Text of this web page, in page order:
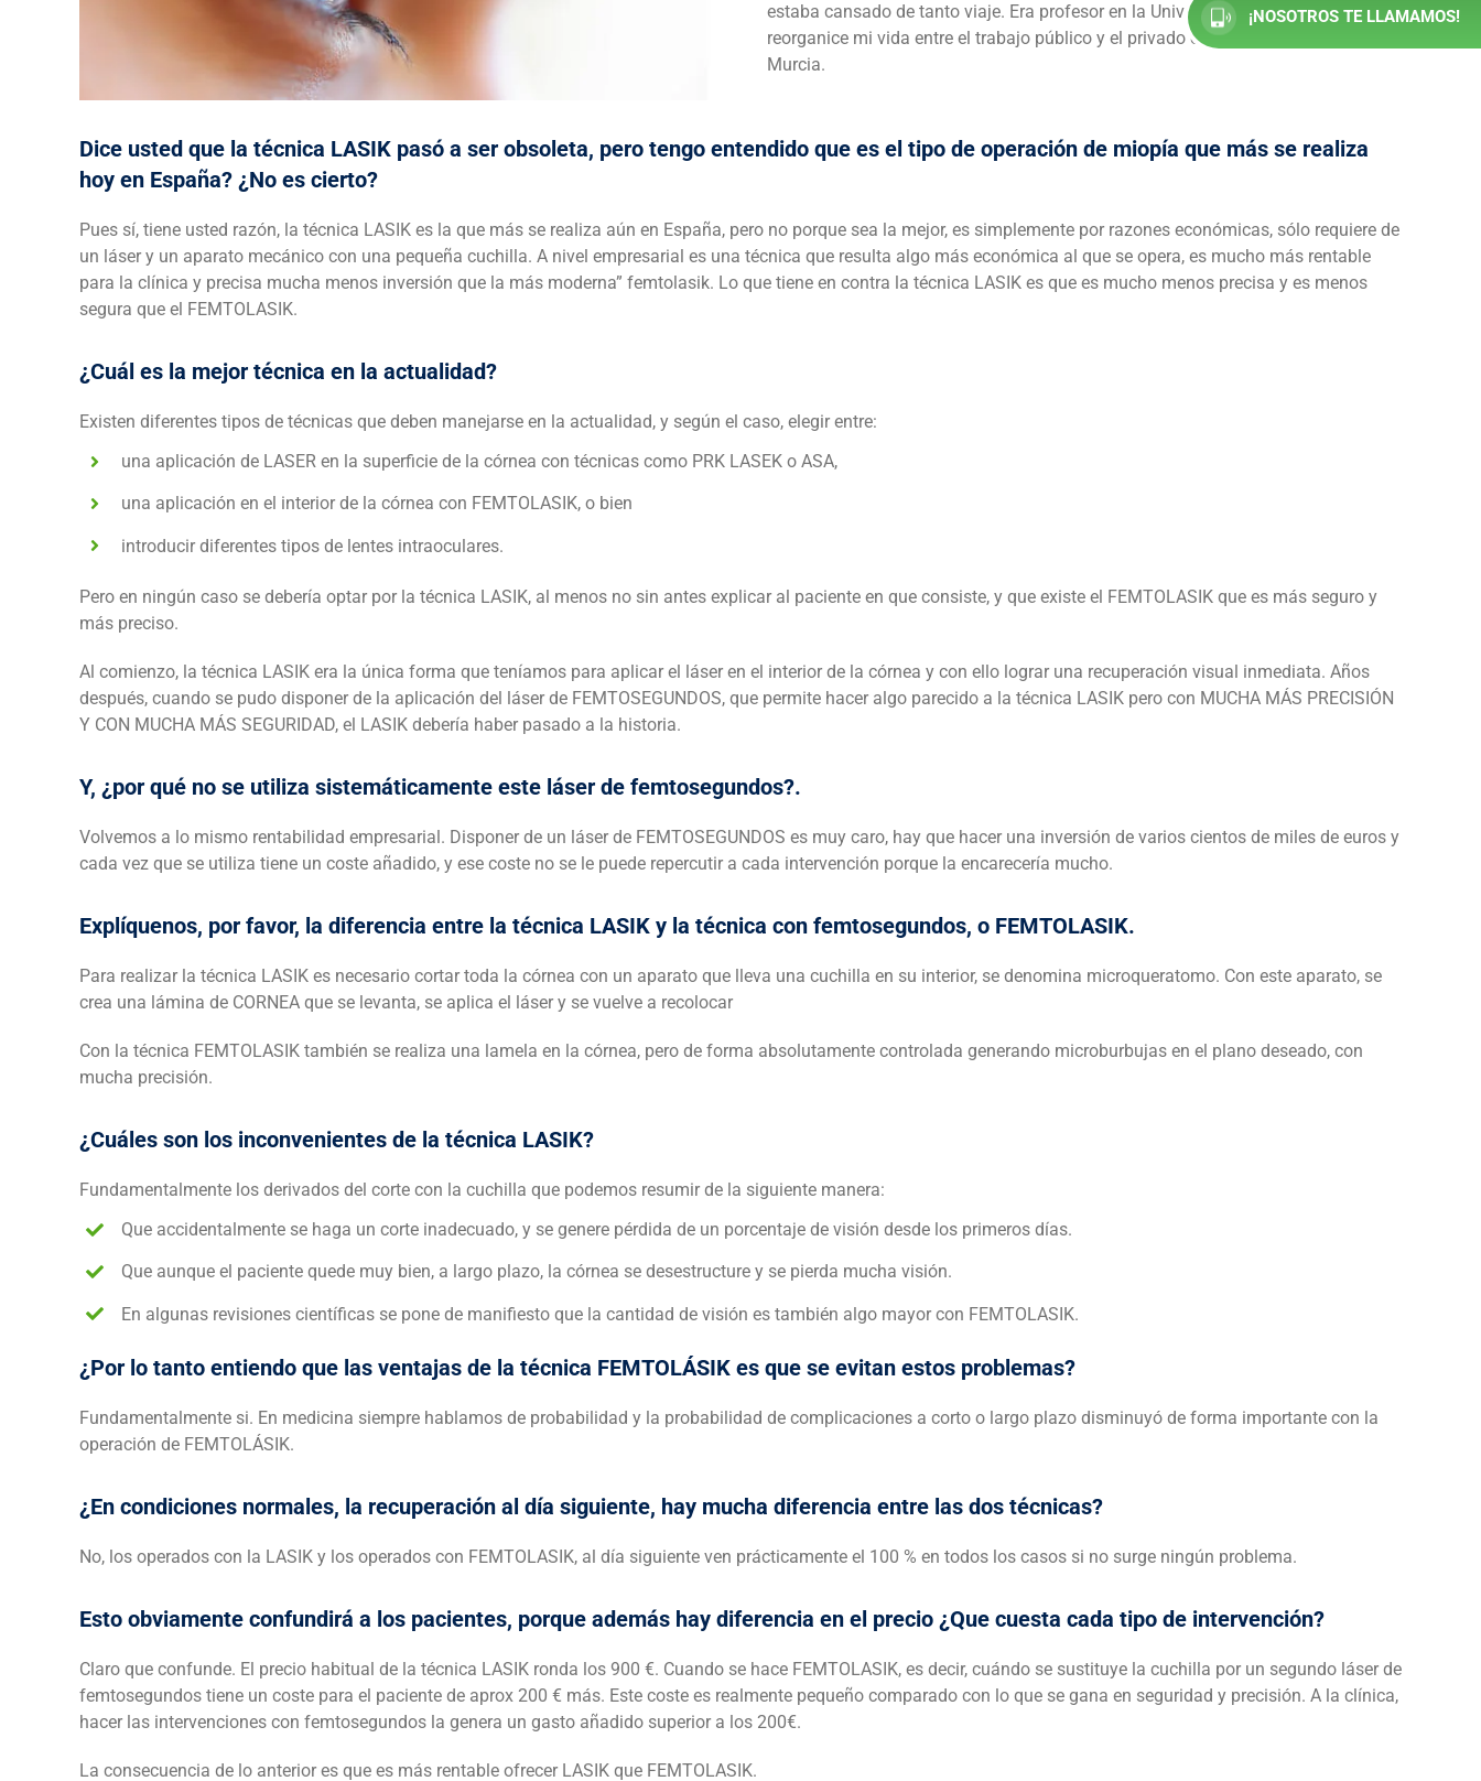
estaba cansado de tanto viaje. Era profesor en la Universidad de Murcia y
reorganice mi vida entre el trabajo público y el privado en la Clínica Novovision de
Murcia.
Dice usted que la técnica LASIK pasó a ser obsoleta, pero tengo entendido que es el tipo de operación de miopía que más se realiza
hoy en España? ¿No es cierto?
Pues sí, tiene usted razón, la técnica LASIK es la que más se realiza aún en España, pero no porque sea la mejor, es simplemente por razones económicas, sólo requiere de
un láser y un aparato mecánico con una pequeña cuchilla. A nivel empresarial es una técnica que resulta algo más económica al que se opera, es mucho más rentable
para la clínica y precisa mucha menos inversión que la más moderna” femtolasik. Lo que tiene en contra la técnica LASIK es que es mucho menos precisa y es menos
segura que el FEMTOLASIK.
¿Cuál es la mejor técnica en la actualidad?
Existen diferentes tipos de técnicas que deben manejarse en la actualidad, y según el caso, elegir entre:
una aplicación de LASER en la superficie de la córnea con técnicas como PRK LASEK o ASA,
una aplicación en el interior de la córnea con FEMTOLASIK, o bien
introducir diferentes tipos de lentes intraoculares.
Pero en ningún caso se debería optar por la técnica LASIK, al menos no sin antes explicar al paciente en que consiste, y que existe el FEMTOLASIK que es más seguro y
más preciso.
Al comienzo, la técnica LASIK era la única forma que teníamos para aplicar el láser en el interior de la córnea y con ello lograr una recuperación visual inmediata. Años
después, cuando se pudo disponer de la aplicación del láser de FEMTOSEGUNDOS, que permite hacer algo parecido a la técnica LASIK pero con MUCHA MÁS PRECISIÓN
Y CON MUCHA MÁS SEGURIDAD, el LASIK debería haber pasado a la historia.
Y, ¿por qué no se utiliza sistemáticamente este láser de femtosegundos?.
Volvemos a lo mismo rentabilidad empresarial. Disponer de un láser de FEMTOSEGUNDOS es muy caro, hay que hacer una inversión de varios cientos de miles de euros y
cada vez que se utiliza tiene un coste añadido, y ese coste no se le puede repercutir a cada intervención porque la encarecería mucho.
Explíquenos, por favor, la diferencia entre la técnica LASIK y la técnica con femtosegundos, o FEMTOLASIK.
Para realizar la técnica LASIK es necesario cortar toda la córnea con un aparato que lleva una cuchilla en su interior, se denomina microqueratomo. Con este aparato, se
crea una lámina de CORNEA que se levanta, se aplica el láser y se vuelve a recolocar
Con la técnica FEMTOLASIK también se realiza una lamela en la córnea, pero de forma absolutamente controlada generando microburbujas en el plano deseado, con
mucha precisión.
¿Cuáles son los inconvenientes de la técnica LASIK?
Fundamentalmente los derivados del corte con la cuchilla que podemos resumir de la siguiente manera:
Que accidentalmente se haga un corte inadecuado, y se genere pérdida de un porcentaje de visión desde los primeros días.
Que aunque el paciente quede muy bien, a largo plazo, la córnea se desestructure y se pierda mucha visión.
En algunas revisiones científicas se pone de manifiesto que la cantidad de visión es también algo mayor con FEMTOLASIK.
¿Por lo tanto entiendo que las ventajas de la técnica FEMTOLÁSIK es que se evitan estos problemas?
Fundamentalmente si. En medicina siempre hablamos de probabilidad y la probabilidad de complicaciones a corto o largo plazo disminuyó de forma importante con la
operación de FEMTOLÁSIK.
¿En condiciones normales, la recuperación al día siguiente, hay mucha diferencia entre las dos técnicas?
No, los operados con la LASIK y los operados con FEMTOLASIK, al día siguiente ven prácticamente el 100 % en todos los casos si no surge ningún problema.
Esto obviamente confundirá a los pacientes, porque además hay diferencia en el precio ¿Que cuesta cada tipo de intervención?
Claro que confunde. El precio habitual de la técnica LASIK ronda los 900 €. Cuando se hace FEMTOLASIK, es decir, cuándo se sustituye la cuchilla por un segundo láser de
femtosegundos tiene un coste para el paciente de aprox 200 € más. Este coste es realmente pequeño comparado con lo que se gana en seguridad y precisión. A la clínica,
hacer las intervenciones con femtosegundos la genera un gasto añadido superior a los 200€.
La consecuencia de lo anterior es que es más rentable ofrecer LASIK que FEMTOLASIK.
¡NOSOTROS TE LLAMAMOS!